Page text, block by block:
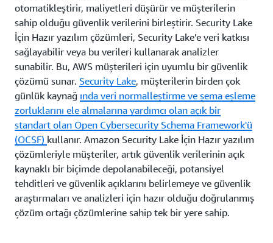
otomatikleştirir, maliyetleri düşürür ve müşterilerin
sahip olduğu güvenlik verilerini birleştirir. Security Lake
İçin Hazır yazılım çözümleri, Security Lake'e veri katkısı
sağlayabilir veya bu verileri kullanarak analizler
sunabilir. Bu, AWS müşterileri için uyumlu bir güvenlik
çözümü sunar. Security Lake, müşterilerin birden çok
günlük kaynağ ında veri normalleştirme ve şema eşleme
zorluklarını ele almalarına yardımcı olan açık bir
standart olan Open Cybersecurity Schema Framework'ü
(OCSF) kullanır. Amazon Security Lake İçin Hazır yazılım
çözümleriyle müşteriler, artık güvenlik verilerinin açık
kaynaklı bir biçimde depolanabileceği, potansiyel
tehditleri ve güvenlik açıklarını belirlemeye ve güvenlik
araştırmaları ve analizleri için hazır olduğu doğrulanmış
çözüm ortağı çözümlerine sahip tek bir yere sahip.